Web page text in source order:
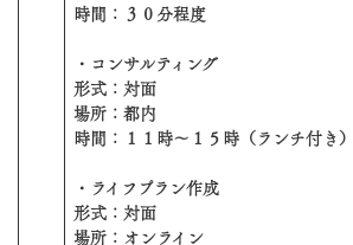
時間：３０分程度
・コンサルティング
形式：対面
場所：都内
時間：１１時〜１５時（ランチ付き）
・ライフプラン作成
形式：対面
場所：オンライン